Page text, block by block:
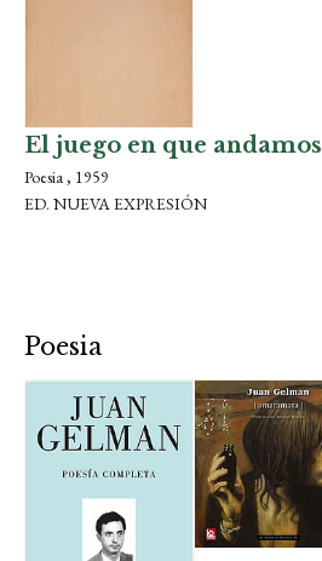
El juego en que andamos
Poesia , 1959
ED. NUEVA EXPRESIÓN
Poesia